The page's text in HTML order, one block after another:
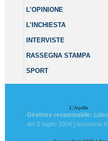
L’OPINIONE
L’INCHIESTA
INTERVISTE
RASSEGNA STAMPA
SPORT
Direttore responsabile:
del 5 luglio 2004 | Iscrizione